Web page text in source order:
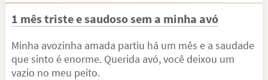
MEUS SENTIMENTOS PÊSAMES PARA AMIGO
FRASES DE LUTO PARA AMIGO FIM DE NAMORO
TODAS AS CATEGORIAS
1 mês triste e saudoso sem a minha avó
Minha avozinha amada partiu há um mês e a saudade
que sinto é enorme. Querida avó, você deixou um
vazio no meu peito.